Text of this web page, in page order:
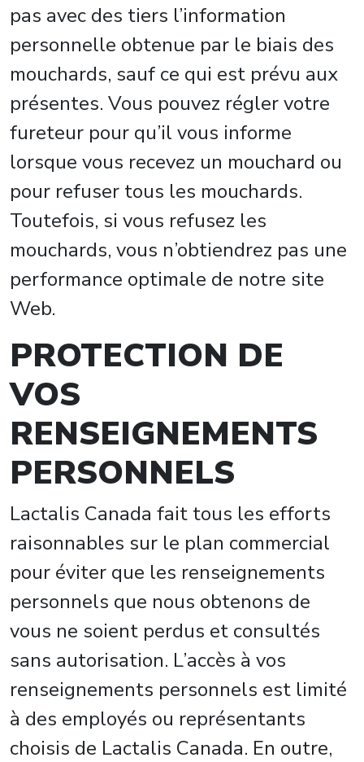
pas avec des tiers l’information
personnelle obtenue par le biais des
mouchards, sauf ce qui est prévu aux
présentes. Vous pouvez régler votre
fureteur pour qu’il vous informe
lorsque vous recevez un mouchard ou
pour refuser tous les mouchards.
Toutefois, si vous refusez les
mouchards, vous n’obtiendrez pas une
performance optimale de notre site
Web.
PROTECTION DE
VOS
RENSEIGNEMENTS
PERSONNELS
Lactalis Canada fait tous les efforts
raisonnables sur le plan commercial
pour éviter que les renseignements
personnels que nous obtenons de
vous ne soient perdus et consultés
sans autorisation. L’accès à vos
renseignements personnels est limité
à des employés ou représentants
choisis de Lactalis Canada. En outre,